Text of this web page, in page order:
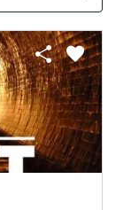
share favorite